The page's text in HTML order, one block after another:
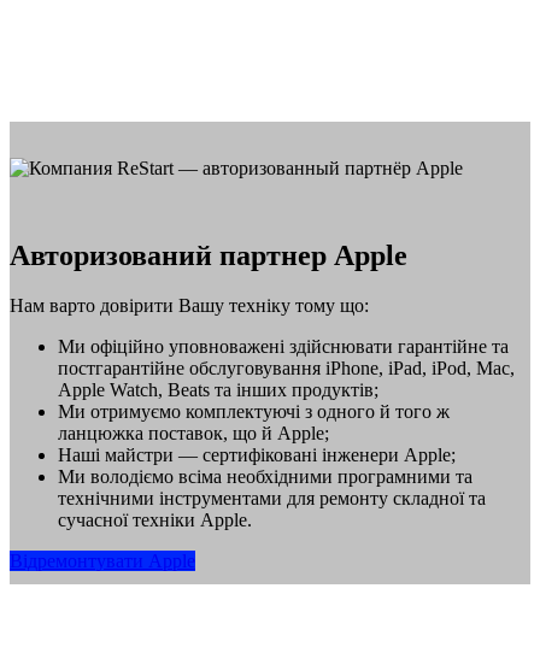
Авторизований партнер Apple
Нам варто довірити Вашу техніку тому що:
Ми офіційно уповноважені здійснювати гарантійне та
постгарантійне обслуговування iPhone, iPad, iPod, Mac,
Apple Watch, Beats та інших продуктів;
Ми отримуємо комплектуючі з одного й того ж
ланцюжка поставок, що й Apple;
Наші майстри — сертифіковані інженери Apple;
Ми володіємо всіма необхідними програмними та
технічними інструментами для ремонту складної та
сучасної техніки Apple.
Відремонтувати Apple